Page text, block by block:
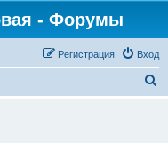
- Форумы
Вход
Регистрация